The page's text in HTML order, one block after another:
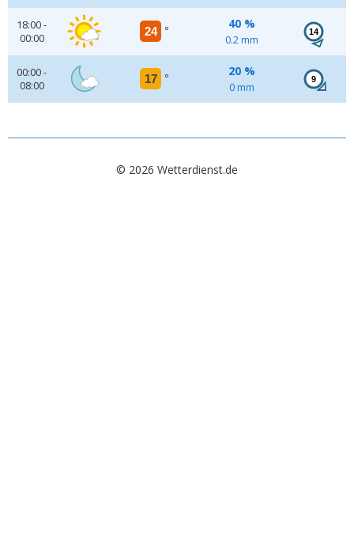
18:00 -
00:00
24 °
40 %
0.2 mm
14
00:00 -
08:00
17 °
20 %
0 mm
9
© 2026 Wetterdienst.de